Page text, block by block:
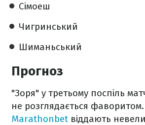
Сімоеш
Чигринський
Шиманьський
Прогноз
"Зоря" у третьому поспіль
не розглядається
Marathonbet віддають